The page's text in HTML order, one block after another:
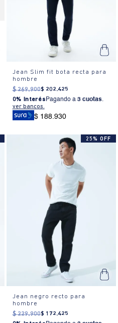
Jean Slim fit bota recta para
hombre
$ 269.900$ 202.425
0% Interés Pagando a 3 cuotas.
ver bancos.
$ 188.930
25% OFF
Jean negro recto para
hombre
$ 229.900$ 172.425